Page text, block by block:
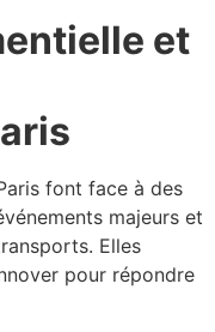
et
font face à des
majeurs et
Elles
pour répondre